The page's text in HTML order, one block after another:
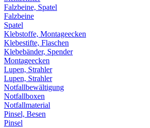
Falzbeine, Spatel
Falzbeine
Spatel
Klebstoffe, Montageecken
Klebestifte, Flaschen
Klebebänder, Spender
Montageecken
Lupen, Strahler
Lupen, Strahler
Notfallbewältigung
Notfallboxen
Notfallmaterial
Pinsel, Besen
Pinsel